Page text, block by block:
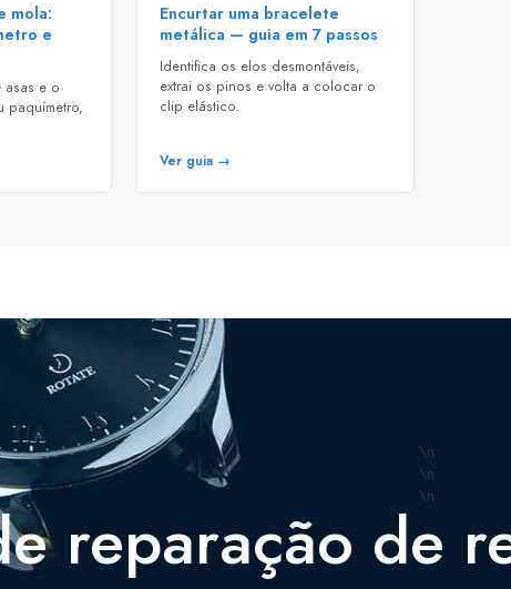
mola:
e
asas e o
paquímetro,
Encurtar uma bracelete
metálica — guia em 7 passos
Identifica os elos desmontáveis,
extrai os pinos e volta a colocar o
clip elástico.
Ver guia →
\n
\n
\n
reparação de